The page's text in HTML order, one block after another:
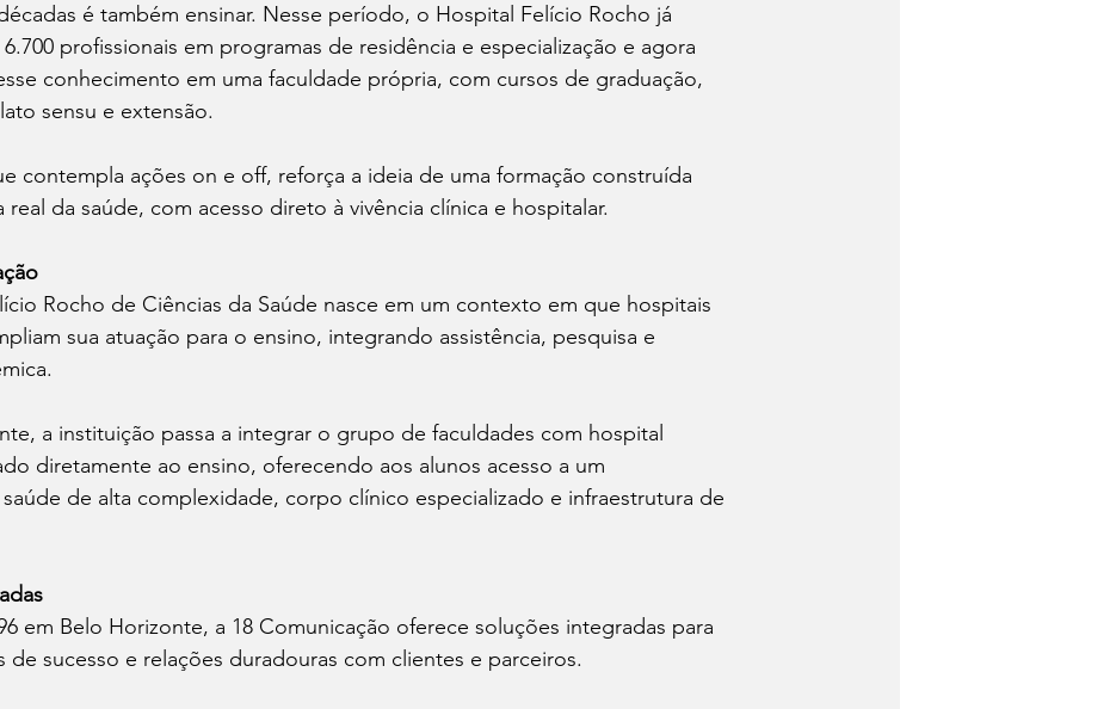
é também ensinar. Nesse período, o Hospital Felício Rocho já
profissionais em programas de residência e especialização e agora
conhecimento em uma faculdade própria, com cursos de graduação,
sensu e extensão.
contempla ações on e off, reforça a ideia de uma formação construída
da saúde, com acesso direto à vivência clínica e hospitalar.
Rocho de Ciências da Saúde nasce em um contexto em que hospitais
sua atuação para o ensino, integrando assistência, pesquisa e
a instituição passa a integrar o grupo de faculdades com hospital
diretamente ao ensino, oferecendo aos alunos acesso a um
de alta complexidade, corpo clínico especializado e infraestrutura de
em Belo Horizonte, a 18 Comunicação oferece soluções integradas para
de sucesso e relações duradouras com clientes e parceiros.